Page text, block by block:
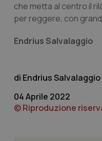
che metta al centro il
per reggere, con
Endrius Salvalaggio
Endrius Salvalaggio
04 Aprile 2022
© Riproduzione